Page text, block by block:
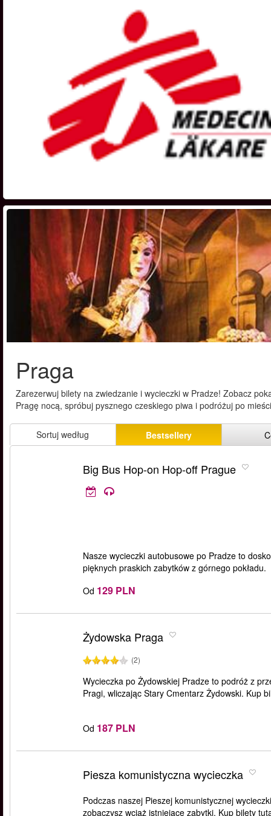
Praga
Zarezerwuj bilety na zwiedzanie i wycieczki w Pradze! Zobacz
Pragę nocą, spróbuj pysznego czeskiego piwa i podróżuj po
Sortuj według Bestsellery
Big Bus Hop-on Hop-off Prague
Nasze wycieczki autobusowe po Pradze to
pięknych praskich zabytków z górnego pokładu.
Od 129 PLN
Żydowska Praga
(2)
Wycieczka po Żydowskiej Pradze to podróż z
Pragi, wliczając Stary Cmentarz Żydowski. Kup
Od 187 PLN
Piesza komunistyczna wycieczka
Podczas naszej Pieszej komunistycznej
zobaczysz wciąż istniejące zabytki. Kup bilety